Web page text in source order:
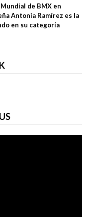
de BMX en
Antonia Ramírez es la
en su categoría